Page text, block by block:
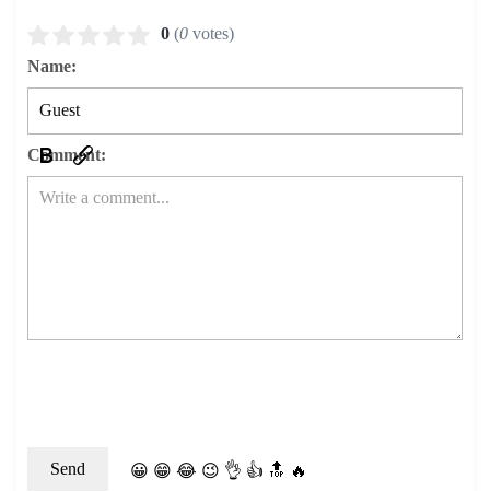
0 (0 votes)
Name:
Comment:
😀 😁 😂 😉 👌 👍 🔝 🔥